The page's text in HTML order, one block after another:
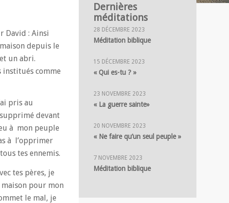
David : Ainsi
depuis le
un abri.
institués comme
pris au
devant
à mon peuple
à l’opprimer
tes ennemis.
tes pères, je
pour mon
le mal, je
Dernières
méditations
28 DÉCEMBRE 2023
Méditation biblique
15 DÉCEMBRE 2023
« Qui es-tu ? »
23 NOVEMBRE 2023
« La guerre sainte»
20 NOVEMBRE 2023
« Ne faire qu’un seul peuple »
7 NOVEMBRE 2023
Méditation biblique